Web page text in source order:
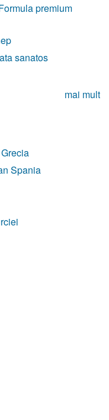
premium
sanatos
mai mult
Spania